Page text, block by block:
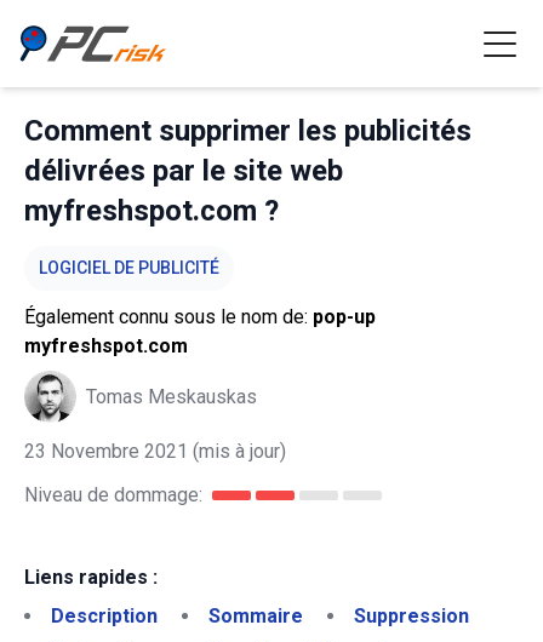
Comment supprimer les publicités
délivrées par le site web
myfreshspot.com ?
LOGICIEL DE PUBLICITÉ
Également connu sous le nom de: pop-up
myfreshspot.com
Tomas Meskauskas
23 Novembre 2021 (mis à jour)
Niveau de dommage:
Liens rapides :
Description
Sommaire
Suppression